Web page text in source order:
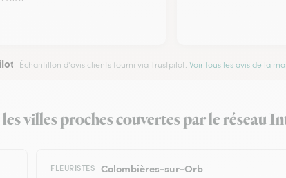
Échantillon d'avis clients fourni via Trustpilot.Voir tous les avis de la
villes proches couvertes par le réseau
FLEURISTES Colombières-sur-Orb